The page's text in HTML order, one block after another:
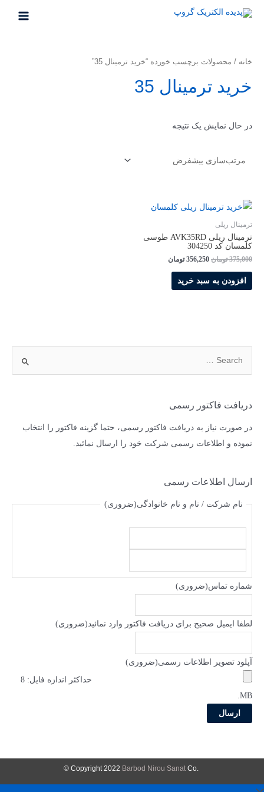
دریافت فاکتور رسمی
در صورت نیاز به دریافت فاکتور رسمی، حتما گزینه فاکتور را انتخاب
نموده و اطلاعات رسمی شرکت خود را ارسال نمائید.
ارسال اطلاعات رسمی
نام شرکت / نام و نام خانوادگی(ضروری)
شماره تماس(ضروری)
لطفا ایمیل صحیح برای دریافت فاکتور وارد نمائید(ضروری)
آپلود تصویر اطلاعات رسمی(ضروری)
حداکثر اندازه فایل: 8
MB.
خانه / محصولات برچسب خورده “خرید ترمینال 35”
خرید ترمینال 35
در حال نمایش یک نتیجه
ترمینال ریلی
ترمینال ریلی AVK35RD طوسی
کلمسان کد 304250
375,000 تومان 356,250 تومان
افزودن به سبد خرید
.Copyright 2022
Barbod Nirou SanatCo ©